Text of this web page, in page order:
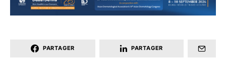
PARTAGER PARTAGER